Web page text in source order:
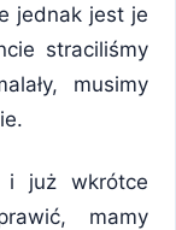
jednak jest je
straciliśmy
musimy
i już wkrótce
mamy